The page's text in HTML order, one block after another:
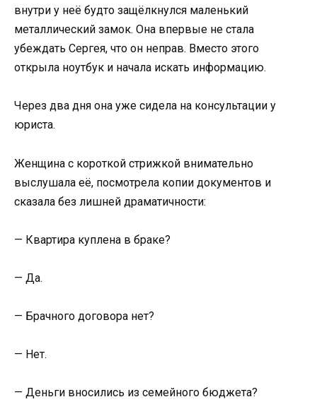
внутри у неё будто защёлкнулся маленький
металлический замок. Она впервые не стала
убеждать Сергея, что он неправ. Вместо этого
открыла ноутбук и начала искать информацию.
Через два дня она уже сидела на консультации у
юриста.
Женщина с короткой стрижкой внимательно
выслушала её, посмотрела копии документов и
сказала без лишней драматичности:
— Квартира куплена в браке?
— Да.
— Брачного договора нет?
— Нет.
— Деньги вносились из семейного бюджета?